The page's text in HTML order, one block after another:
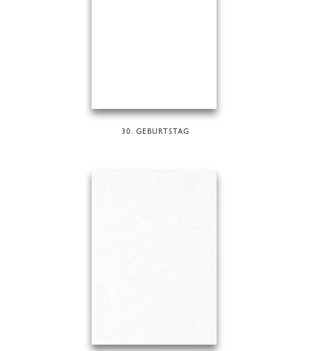
30. GEBURTSTAG